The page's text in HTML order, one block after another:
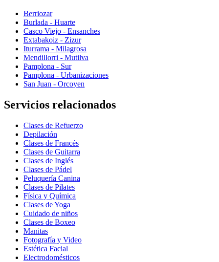
Berriozar
Burlada - Huarte
Casco Viejo - Ensanches
Extabakoiz - Zizur
Iturrama - Milagrosa
Mendillorri - Mutilva
Pamplona - Sur
Pamplona - Urbanizaciones
San Juan - Orcoyen
Servicios relacionados
Clases de Refuerzo
Depilación
Clases de Francés
Clases de Guitarra
Clases de Inglés
Clases de Pádel
Peluquería Canina
Clases de Pilates
Física y Química
Clases de Yoga
Cuidado de niños
Clases de Boxeo
Manitas
Fotografía y Video
Estética Facial
Electrodomésticos